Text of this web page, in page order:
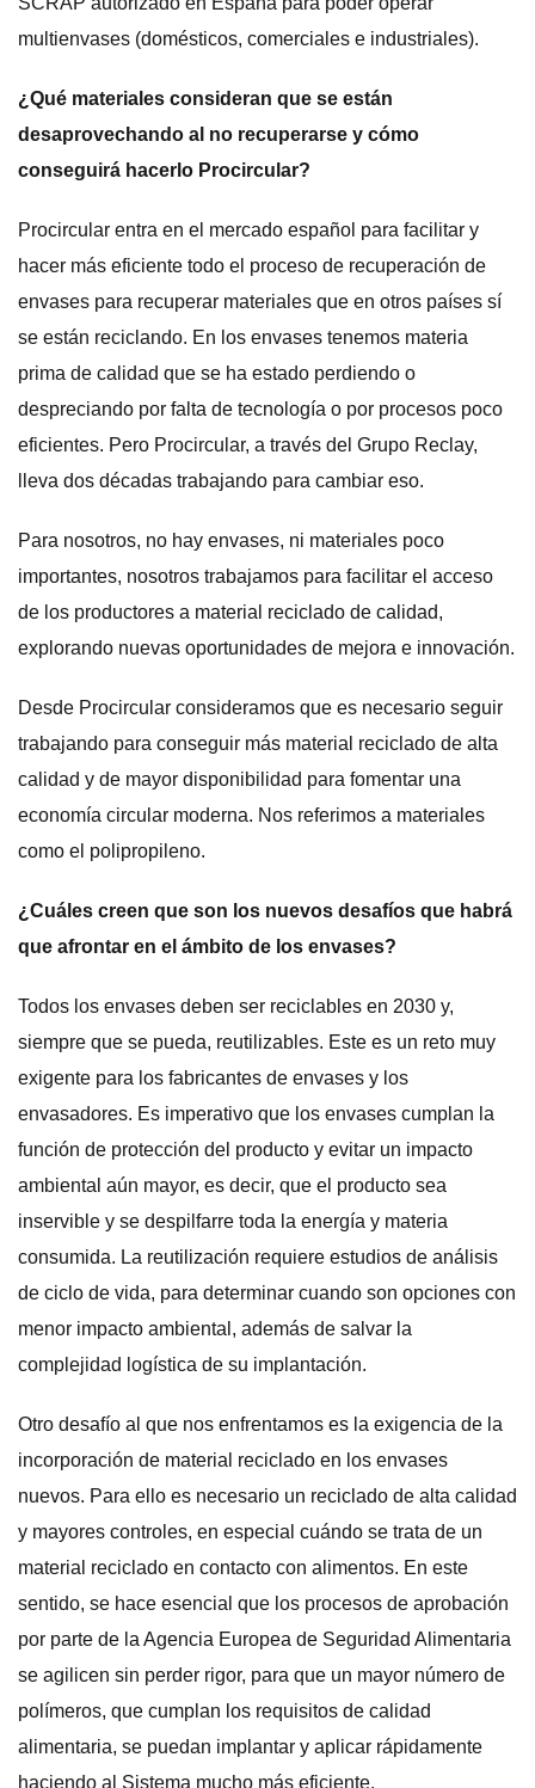
multienvases (domésticos, comerciales e industriales).
¿Qué materiales consideran que se están
desaprovechando al no recuperarse y cómo
conseguirá hacerlo Procircular?
Procircular entra en el mercado español para facilitar y
hacer más eficiente todo el proceso de recuperación de
envases para recuperar materiales que en otros países sí
se están reciclando. En los envases tenemos materia
prima de calidad que se ha estado perdiendo o
despreciando por falta de tecnología o por procesos poco
eficientes. Pero Procircular, a través del Grupo Reclay,
lleva dos décadas trabajando para cambiar eso.
Para nosotros, no hay envases, ni materiales poco
importantes, nosotros trabajamos para facilitar el acceso
de los productores a material reciclado de calidad,
explorando nuevas oportunidades de mejora e innovación.
Desde Procircular consideramos que es necesario seguir
trabajando para conseguir más material reciclado de alta
calidad y de mayor disponibilidad para fomentar una
economía circular moderna. Nos referimos a materiales
como el polipropileno.
¿Cuáles creen que son los nuevos desafíos que habrá
que afrontar en el ámbito de los envases?
Todos los envases deben ser reciclables en 2030 y,
siempre que se pueda, reutilizables. Este es un reto muy
exigente para los fabricantes de envases y los
envasadores. Es imperativo que los envases cumplan la
función de protección del producto y evitar un impacto
ambiental aún mayor, es decir, que el producto sea
inservible y se despilfarre toda la energía y materia
consumida. La reutilización requiere estudios de análisis
de ciclo de vida, para determinar cuando son opciones con
menor impacto ambiental, además de salvar la
complejidad logística de su implantación.
Otro desafío al que nos enfrentamos es la exigencia de la
incorporación de material reciclado en los envases
nuevos. Para ello es necesario un reciclado de alta calidad
y mayores controles, en especial cuándo se trata de un
material reciclado en contacto con alimentos. En este
sentido, se hace esencial que los procesos de aprobación
por parte de la Agencia Europea de Seguridad Alimentaria
se agilicen sin perder rigor, para que un mayor número de
polímeros, que cumplan los requisitos de calidad
alimentaria, se puedan implantar y aplicar rápidamente
haciendo al Sistema mucho más eficiente.